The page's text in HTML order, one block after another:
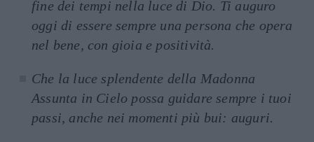
fine dei tempi nella luce di Dio. Ti auguro
oggi di essere sempre una persona che opera
nel bene, con gioia e positività.
Che la luce splendente della Madonna
Assunta in Cielo possa guidare sempre i tuoi
passi, anche nei momenti più bui: auguri.